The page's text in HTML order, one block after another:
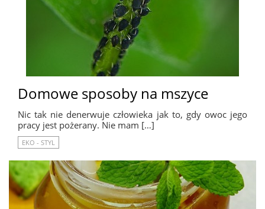
Domowe sposoby na mszyce
Nic tak nie denerwuje człowieka jak to, gdy owoc jego
pracy jest pożerany. Nie mam […]
EKO - STYL